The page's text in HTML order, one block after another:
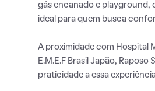
gás encanado e playground,
ideal para quem busca
A proximidade com Hospital
E.M.E.F Brasil Japão,
praticidade a essa